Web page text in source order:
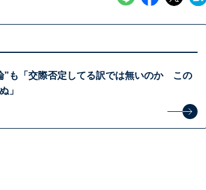
”も「交際否定してる訳では無いのか この
」